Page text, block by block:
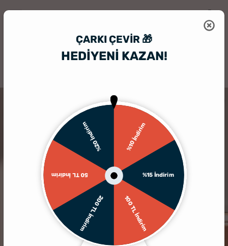
ÇARKI ÇEVIR 🎁
HEDİYENİ KAZAN!
%10 İndirim
%15 İndirim
100 TL İndirim
200 TL İndirim
50 TL İndirim
%20 İndirim